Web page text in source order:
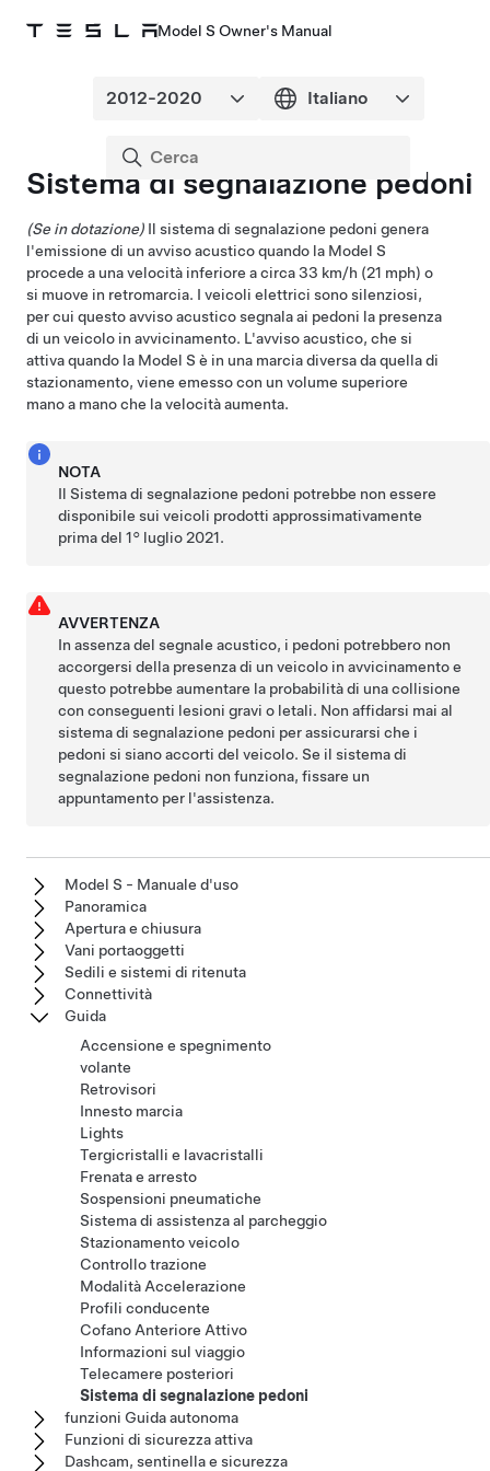
Model S Owner's Manual
Sistema di segnalazione pedoni
(Se in dotazione) Il sistema di segnalazione pedoni genera
l'emissione di un avviso acustico quando la Model S
procede a una velocità inferiore a circa33 km/h (21 mph) o
si muove in retromarcia. I veicoli elettrici sono silenziosi,
per cui questo avviso acustico segnala ai pedoni la presenza
di un veicolo in avvicinamento. L'avviso acustico, che si
attiva quando la Model S è in una marcia diversa da quella di
stazionamento, viene emesso con un volume superiore
mano a mano che la velocità aumenta.
NOTA
Il Sistema di segnalazione pedoni potrebbe non essere
disponibile sui veicoli prodotti approssimativamente
prima del 1° luglio 2021.
AVVERTENZA
In assenza del segnale acustico, i pedoni potrebbero non
accorgersi della presenza di un veicolo in avvicinamento e
questo potrebbe aumentare la probabilità di una collisione
con conseguenti lesioni gravi o letali. Non affidarsi mai al
sistema di segnalazione pedoni per assicurarsi che i
pedoni si siano accorti del veicolo. Se il sistema di
segnalazione pedoni non funziona, fissare un
appuntamento per l'assistenza.
Model S - Manuale d'uso
Panoramica
Apertura e chiusura
Vani portaoggetti
Sedili e sistemi di ritenuta
Connettività
Guida
Accensione e spegnimento
volante
Retrovisori
Innesto marcia
Lights
Tergicristalli e lavacristalli
Frenata e arresto
Sospensioni pneumatiche
Sistema di assistenza al parcheggio
Stazionamento veicolo
Controllo trazione
Modalità Accelerazione
Profili conducente
Cofano Anteriore Attivo
Informazioni sul viaggio
Telecamere posteriori
Sistema di segnalazione pedoni
funzioni Guida autonoma
Funzioni di sicurezza attiva
Dashcam, sentinella e sicurezza